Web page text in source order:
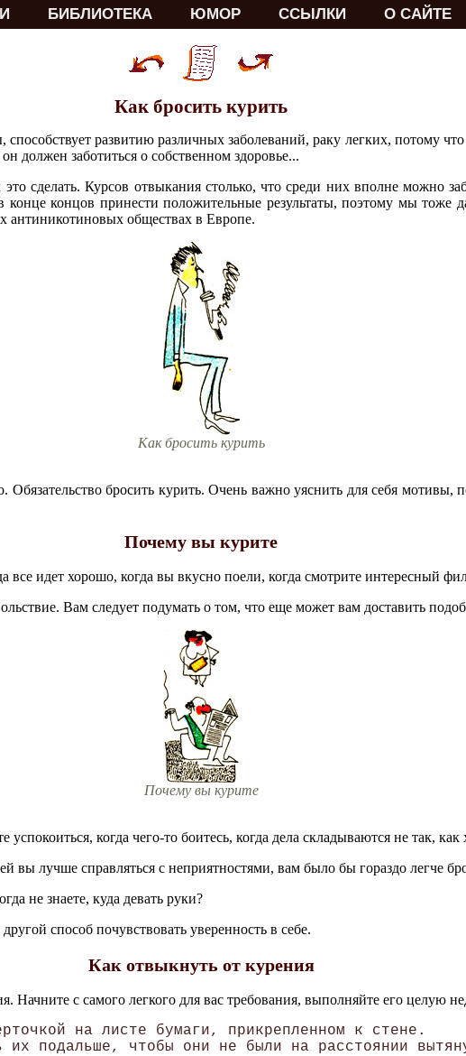
БИБЛИОТЕКА ЮМОР ССЫЛКИ О САЙТЕ
Как бросить курить
развитию различных заболеваний, раку легких, потому
должен заботиться о собственном здоровье...
Курсов отвыкания столько, что среди них вполне можно
концов принести положительные результаты, поэтому мы тоже
антиникотиновых обществах в Европе.
Как бросить курить
Обязательство бросить курить. Очень важно уяснить для себя
Почему вы курите
все идет хорошо, когда вы вкусно поели, когда смотрите интересный
Вам следует подумать о том, что еще может вам доставить
Почему вы курите
когда чего-то боитесь, когда дела складываются не так, как
лучше справляться с неприятностями, вам было бы гораздо легче
не знаете, куда девать руки?
способ почувствовать уверенность в себе.
Как отвыкнуть от курения
с самого легкого для вас требования, выполняйте его целую
на листе бумаги, прикрепленном к стене.
их подальше, чтобы они не были на расстоянии